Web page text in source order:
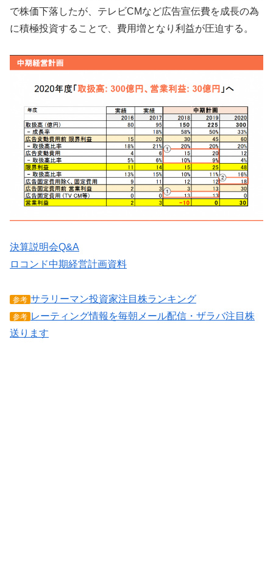
で株価下落したが、テレビCMなど広告宣伝費を成長の為
に積極投資することで、費用増となり利益が圧迫する。
決算説明会Q&A
ロコンド中期経営計画資料
参考 サラリーマン投資家注目株ランキング
参考 レーティング情報を毎朝メール配信・ザラバ注目株
送ります